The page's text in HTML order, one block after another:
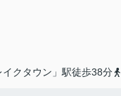
クタウン」駅徒歩38分